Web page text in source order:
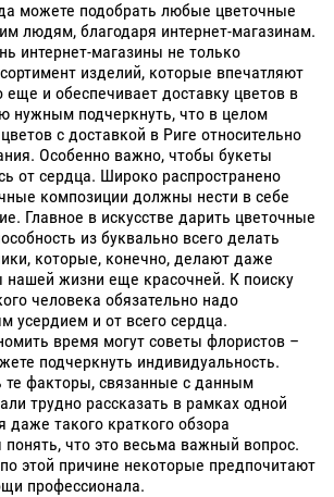
можете подобрать любые цветочные
людям, благодаря интернет-магазинам.
интернет-магазины не только
изделий, которые впечатляют
еще и обеспечивает доставку цветов в
нужным подчеркнуть, что в целом
с доставкой в Риге относительно
Особенно важно, чтобы букеты
от сердца. Широко распространено
композиции должны нести в себе
Главное в искусстве дарить цветочные
из буквально всего делать
которые, конечно, делают даже
жизни еще красочней. К поиску
человека обязательно надо
усердием и от всего сердца.
время могут советы флористов –
подчеркнуть индивидуальность.
те факторы, связанные с данным
трудно рассказать в рамках одной
даже такого краткого обзора
понять, что это весьма важный вопрос.
этой причине некоторые предпочитают
профессионала.